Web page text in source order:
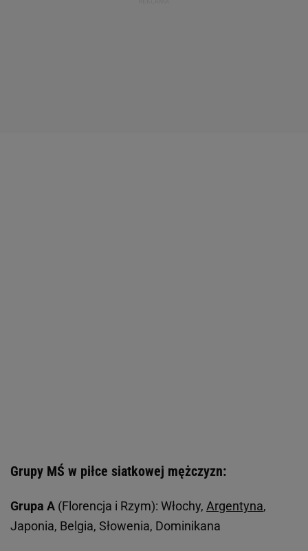
Grupy MŚ w piłce siatkowej mężczyzn:
Grupa A (Florencja i Rzym): Włochy, Argentyna,
Japonia, Belgia, Słowenia, Dominikana